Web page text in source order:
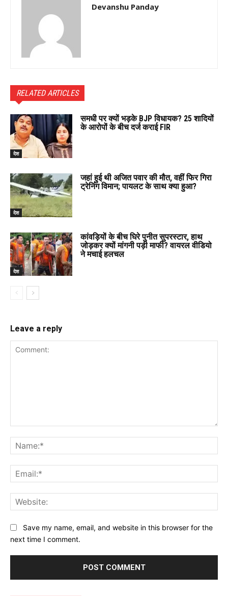
Devanshu Panday
RELATED ARTICLES
देश
समधी पर क्यों भड़के BJP विधायक? 25 शादियों
के आरोपों के बीच दर्ज कराई FIR
देश
जहां हुई थी अजित पवार की मौत, वहीं फिर गिरा
ट्रेनिंग विमान; पायलट के साथ क्या हुआ?
देश
कांवड़ियों के बीच घिरे पुनीत सुपरस्टार, हाथ
जोड़कर क्यों मांगनी पड़ी माफी? वायरल वीडियो
ने मचाई हलचल
Leave a reply
Save my name, email, and website in this browser for the
next time I comment.